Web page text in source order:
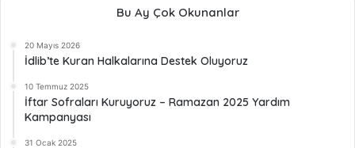
Bu Ay Çok Okunanlar
20 Mayıs 2026
İdlib’te Kuran Halkalarına Destek Oluyoruz
10 Temmuz 2025
İftar Sofraları Kuruyoruz – Ramazan 2025 Yardım
Kampanyası
31 Ocak 2025